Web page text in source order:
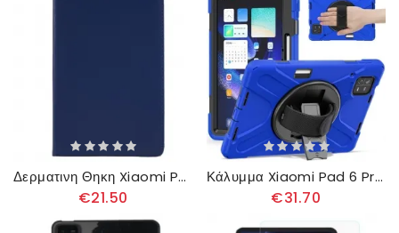
Δερματινη Θηκη Xiaomi Pad 6 Pro Βάση Περιστροφής Σιλικόνης
€21.50
Κάλυμμα Xiaomi Pad 6 Pro Θήκες Κινητών Ενισχυμένο Υψηλής Ποιότητας
€31.70